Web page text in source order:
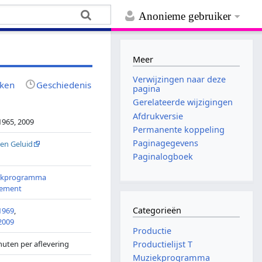
Anonieme gebruiker
Geschiedenis
2009
Geluid
,
per aflevering
Meer
Verwijzingen naar deze
pagina
Gerelateerde wijzigingen
Afdrukversie
Permanente koppeling
Paginagegevens
Paginalogboek
Categorieën
Productie
Productielijst T
Muziekprogramma